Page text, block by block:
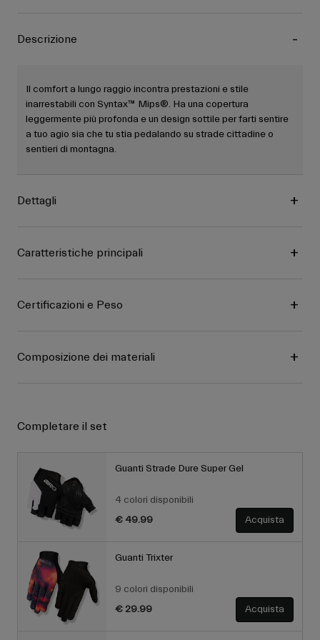
Descrizione
Il comfort a lungo raggio incontra prestazioni e stile
inarrestabili con Syntax™ Mips®. Ha una copertura
leggermente più profonda e un design sottile per farti sentire
a tuo agio sia che tu stia pedalando su strade cittadine o
sentieri di montagna.
Dettagli
Caratteristiche principali
Certificazioni e Peso
Composizione dei materiali
Completare il set
Guanti Strade Dure Super Gel
4 colori disponibili
€ 49.99
Acquista
Guanti Trixter
9 colori disponibili
€ 29.99
Acquista